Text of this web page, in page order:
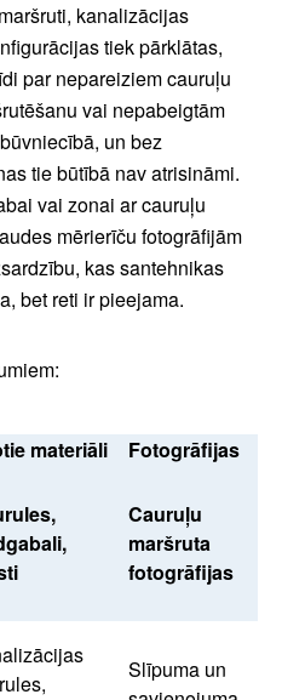
kanalizācijas
tiek pārklātas,
par nepareiziem cauruļu
vai nepabeigtām
un bez
tie būtībā nav atrisināmi.
vai zonai ar cauruļu
mērierīču fotogrāfijām
kas santehnikas
bet reti ir pieejama.
materiāli
Fotogrāfijas
Cauruļu
maršruta
fotogrāfijas
Slīpuma un